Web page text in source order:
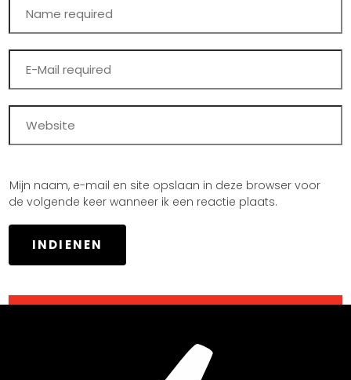
Mijn naam, e-mail en site opslaan in deze browser voor
de volgende keer wanneer ik een reactie plaats.